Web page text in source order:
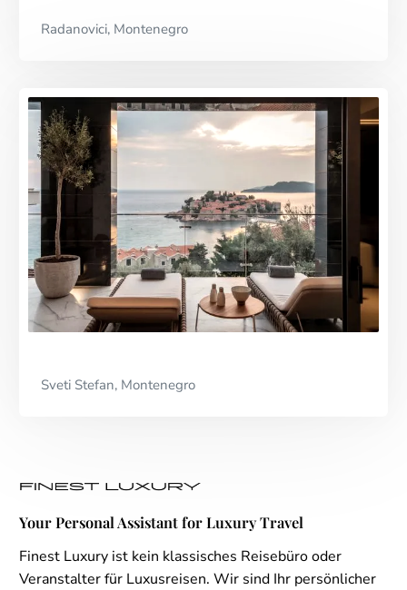
Radanovici, Montenegro
Sveti Stefan, Montenegro
Your Personal Assistant for Luxury Travel
Finest Luxury ist kein klassisches Reisebüro oder
Veranstalter für Luxusreisen. Wir sind Ihr persönlicher